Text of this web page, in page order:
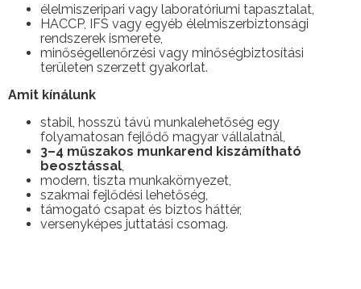
élelmiszeripari vagy laboratóriumi tapasztalat,
HACCP, IFS vagy egyéb élelmiszerbiztonsági
rendszerek ismerete,
minőségellenőrzési vagy minőségbiztosítási
területen szerzett gyakorlat.
Amit kínálunk
stabil, hosszú távú munkalehetőség egy
folyamatosan fejlődő magyar vállalatnál,
3–4 műszakos munkarend kiszámítható
beosztással
modern, tiszta munkakörnyezet,
szakmai fejlődési lehetőség,
támogató csapat és biztos háttér,
versenyképes juttatási csomag.